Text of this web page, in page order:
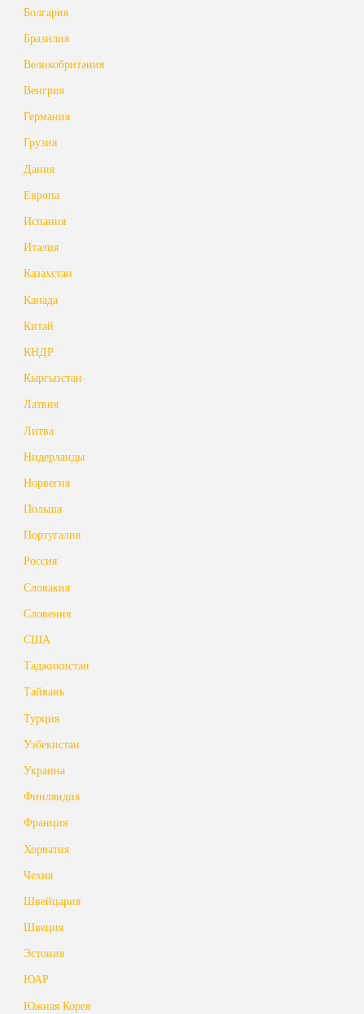
Болгария
Бразилия
Великобритания
Венгрия
Германия
Грузия
Дания
Европа
Испания
Италия
Казахстан
Канада
Китай
КНДР
Кыргызстан
Латвия
Литва
Нидерланды
Норвегия
Польша
Португалия
Россия
Словакия
Словения
США
Таджикистан
Тайвань
Турция
Узбекистан
Украина
Финляндия
Франция
Хорватия
Чехия
Швейцария
Швеция
Эстония
ЮАР
Южная Корея